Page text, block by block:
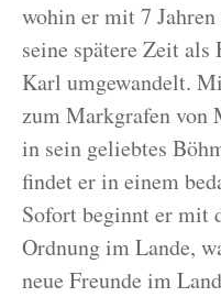
wohin er mit 7
seine spätere Zeit
Karl umgewandelt.
zum Markgrafen von
in sein geliebtes
findet er in einem
Sofort beginnt er mit
Ordnung im Lande,
neue Freunde im